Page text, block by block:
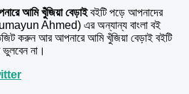
আমি খুঁজিয়া বেড়াইবইটি পড়ে আপনাদের
Ahmed) এর অন্যান্য বাংলা বই
করুন আর আপনারে আমি খুঁজিয়া বেড়াই বইটি
না।